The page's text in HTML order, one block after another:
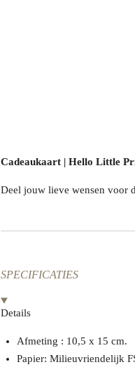
Cadeaukaart | Hello Little
Deel jouw lieve wensen voor
SPECIFICATIES
Details
Afmeting : 10,5 x 15 cm.
Papier: Milieuvriendelijk